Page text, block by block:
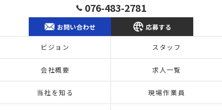
076-483-2781
お問い合わせ 応募する
ビジョン スタッフ
会社概要 求人一覧
当社を知る 現場作業員